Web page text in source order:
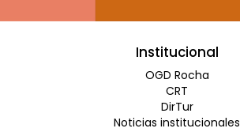
Institucional
OGD Rocha
CRT
DirTur
Noticias institucionales